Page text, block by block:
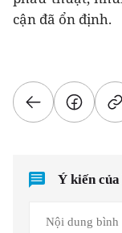
cận đã ổn định.
Ý kiến